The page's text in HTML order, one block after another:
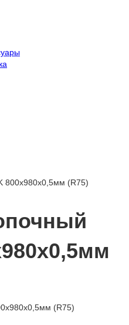
800х980х0,5мм (R75)